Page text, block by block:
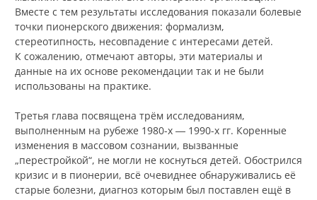
Вместе с тем результаты исследования показали болевые
точки пионерского движения: формализм,
стереотипность, несовпадение с интересами детей.
К сожалению, отмечают авторы, эти материалы и
данные на их основе рекомендации так и не были
использованы на практике.
Третья глава посвящена трём исследованиям,
выполненным на рубеже 1980-х ― 1990-х гг. Коренные
изменения в массовом сознании, вызванные
„перестройкой“, не могли не коснуться детей. Обострился
кризис и в пионерии, всё очевиднее обнаруживались её
старые болезни, диагноз которым был поставлен ещё в